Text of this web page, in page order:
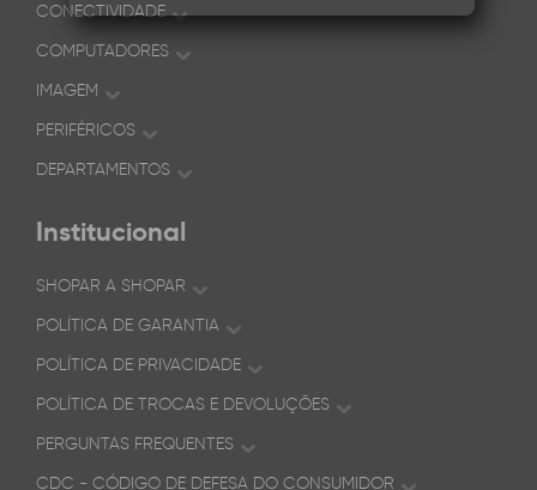
CONECTIVIDADE
COMPUTADORES
IMAGEM
PERIFÉRICOS
DEPARTAMENTOS
Institucional
SHOPAR A SHOPAR
POLÍTICA DE GARANTIA
POLÍTICA DE PRIVACIDADE
POLÍTICA DE TROCAS E DEVOLUÇÕES
PERGUNTAS FREQUENTES
CDC - CÓDIGO DE DEFESA DO CONSUMIDOR